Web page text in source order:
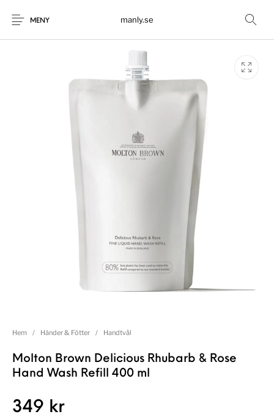
MENY manly.se
Hem / Händer & Fötter / Handtvål
Molton Brown Delicious Rhubarb & Rose
Hand Wash Refill 400 ml
349 kr